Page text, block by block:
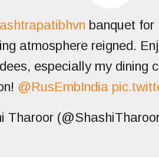
banquet
atmosphere reigned.
especially my dining
@RusEmbIndia